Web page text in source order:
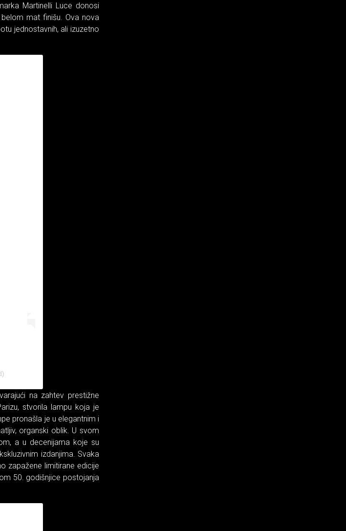
Martinelli Luce donosi
mat finišu. Ova nova
jednostavnih, ali izuzetno
na zahtev prestižne
stvorila lampu koja je
pronašla je u elegantnim i
organski oblik. U svom
a u decenijama koje su
izdanjima. Svaka
zapažene limitirane edicije
50. godišnjice postojanja